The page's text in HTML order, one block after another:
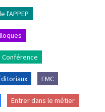
l'APPEP
Conférence
EMC
Entrer dans le métier